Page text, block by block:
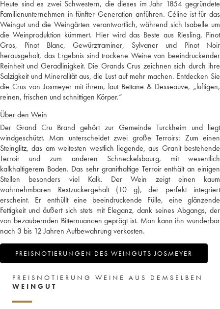
Heute sind es zwei Schwestern, die dieses im Jahr 1854 gegründete
Familienunternehmen in fünfter Generation anführen. Céline ist für das
Weingut und die Weingärten verantwortlich, während sich Isabelle um
die Weinproduktion kümmert. Hier wird das Beste aus Riesling, Pinot
Gros, Pinot Blanc, Gewürztraminer, Sylvaner und Pinot Noir
herausgeholt, das Ergebnis sind trockene Weine von beeindruckender
Reinheit und Geradlinigkeit. Die Grands Crus zeichnen sich durch ihre
Salzigkeit und Mineralität aus, die Lust auf mehr machen. Entdecken Sie
die Crus von Josmeyer mit ihrem, laut Bettane & Desseauve, „luftigen,
reinen, frischen und schnittigen Körper.“
Über den Wein
Der Grand Cru Brand gehört zur Gemeinde Turckheim und liegt
windgeschützt. Man unterscheidet zwei große Terroirs: Zum einen
Steinglitz, das am weitesten westlich liegende, aus Granit bestehende
Terroir und zum anderen Schneckelsbourg, mit wesentlich
kalkhaltigerem Boden. Das sehr granithaltige Terroir enthält an einigen
Stellen besonders viel Kalk. Der Wein zeigt einen kaum
wahrnehmbaren Restzuckergehalt (10 g), der perfekt integriert
erscheint. Er enthüllt eine beeindruckende Fülle, eine glänzende
Fettigkeit und äußert sich stets mit Eleganz, dank seines Abgangs, der
von bezaubernden Bitternuancen geprägt ist. Man kann ihn wunderbar
nach 3 bis 12 Jahren Aufbewahrung verkosten.
PREISNOTIERUNGEN DES WEINGUTS JOSMEYER
PREISNOTIERUNG WEINE AUS DEMSELBEN
WEINGUT